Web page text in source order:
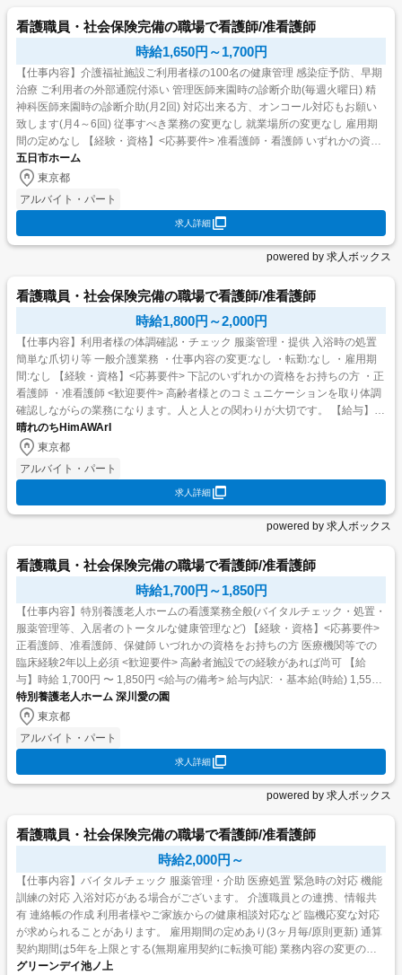
看護職員・社会保険完備の職場で看護師/准看護師
時給1,650円～1,700円
【仕事内容】介護福祉施設ご利用者様の100名の健康管理 感染症予防、早期
治療 ご利用者の外部通院付添い 管理医師来園時の診断介助(毎週火曜日) 精
神科医師来園時の診断介助(月2回) 対応出来る方、オンコール対応もお願い
致します(月4～6回) 従事すべき業務の変更なし 就業場所の変更なし 雇用期
間の定めなし 【経験・資格】<応募要件> 准看護師・看護師 いずれかの資格
を所持で可 18...
五日市ホーム
東京都
アルバイト・パート
求人詳細
powered by 求人ボックス
看護職員・社会保険完備の職場で看護師/准看護師
時給1,800円～2,000円
【仕事内容】利用者様の体調確認・チェック 服薬管理・提供 入浴時の処置
簡単な爪切り等 一般介護業務 ・仕事内容の変更:なし ・転勤:なし ・雇用期
間:なし 【経験・資格】<応募要件> 下記のいずれかの資格をお持ちの方 ・正
看護師 ・准看護師 <歓迎要件> 高齢者様とのコミュニケーションを取り体調
確認しながらの業務になります。人と人との関わりが大切です。 【給与】時
給 1,800円 〜 2,00...
晴れのちHimAWArI
東京都
アルバイト・パート
求人詳細
powered by 求人ボックス
看護職員・社会保険完備の職場で看護師/准看護師
時給1,700円～1,850円
【仕事内容】特別養護老人ホームの看護業務全般(バイタルチェック・処置・
服薬管理等、入居者のトータルな健康管理など) 【経験・資格】<応募要件>
正看護師、准看護師、保健師 いづれかの資格をお持ちの方 医療機関等での
臨床経験2年以上必須 <歓迎要件> 高齢者施設での経験があれば尚可 【給
与】時給 1,700円 〜 1,850円 <給与の備考> 給与内訳: ・基本給(時給) 1,550
円 1,700...
特別養護老人ホーム 深川愛の園
東京都
アルバイト・パート
求人詳細
powered by 求人ボックス
看護職員・社会保険完備の職場で看護師/准看護師
時給2,000円～
【仕事内容】バイタルチェック 服薬管理・介助 医療処置 緊急時の対応 機能
訓練の対応 入浴対応がある場合がございます。 介護職員との連携、情報共
有 連絡帳の作成 利用者様やご家族からの健康相談対応など 臨機応変な対応
が求められることがあります。 雇用期間の定めあり(3ヶ月毎/原則更新) 通算
契約期間は5年を上限とする(無期雇用契約に転換可能) 業務内容の変更の範
囲:なし 就業場所の...
グリーンデイ池ノ上